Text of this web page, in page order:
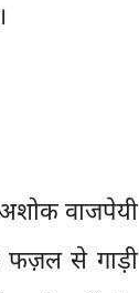
वाजपेयी
फज़ल से गाड़ी